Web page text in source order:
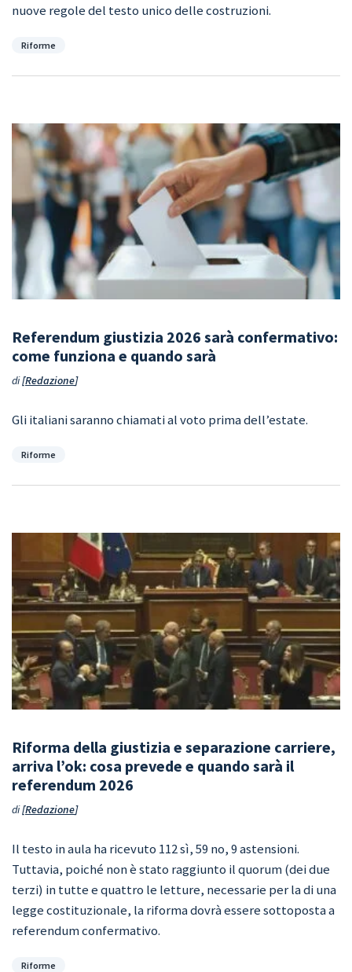
nuove regole del testo unico delle costruzioni.
Categorie
Riforme
Referendum giustizia 2026 sarà confermativo:
come funziona e quando sarà
di Redazione
Gli italiani saranno chiamati al voto prima dell’estate.
Categorie
Riforme
Riforma della giustizia e separazione carriere,
arriva l’ok: cosa prevede e quando sarà il
referendum 2026
di Redazione
Il testo in aula ha ricevuto 112 sì, 59 no, 9 astensioni.
Tuttavia, poiché non è stato raggiunto il quorum (dei due
terzi) in tutte e quattro le letture, necessarie per la di una
legge costituzionale, la riforma dovrà essere sottoposta a
referendum confermativo.
Categorie
Riforme